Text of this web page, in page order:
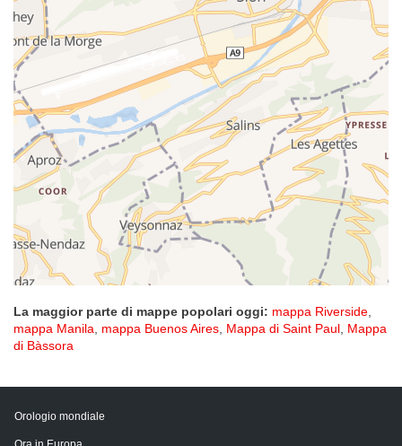
La maggior parte di mappe popolari oggi: mappa Riverside,
mappa Manila, mappa Buenos Aires, Mappa di Saint Paul, Mappa
di Bàssora
Orologio mondiale